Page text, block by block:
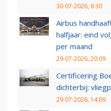
30-07-2026, 6:30
Airbus
halfjaar: eind
per maand
29-07-2026, 20:09
Certificering
dichterbij:
29-07-2026, 14:09